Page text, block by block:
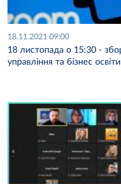
18.11.2021 09:00
18 листопада о 15:30 -
управління та бізнес освіти